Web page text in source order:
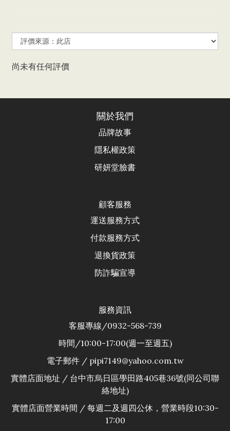
尚未有任何評價
關於我們
品牌故事
隱私權政策
研妍堂臉書
顧客服務
運送服務方式
付款服務方式
退換貨政策
防詐騙宣導
服務資訊
客服專線/0932-568-739
時間/10:00-17:00(週一至週五)
電子郵件 / pipi7149@yahoo.com.tw
實體店面地址 / 台中市烏日區學田路405巷36號(同公司聯
絡地址)
實體店面營業時間 / 每週二及週四公休，營業時段10:30-
17:00